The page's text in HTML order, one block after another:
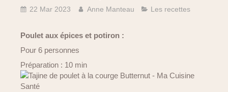
22 Mar 2023 Anne Manteau Les recettes
Poulet aux épices et potiron :
Pour 6 personnes
Préparation : 10 min